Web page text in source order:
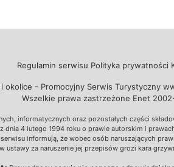
Regulamin serwisu Polityka prywatności
i okolice - Promocyjny Serwis Turystyczny
Wszelkie prawa zastrzeżone Enet
informatycznych oraz pozostałych części
4 lutego 1994 roku o prawie autorskim i
informują, że wobec osób naruszających
ustawy za naruszenie jej przepisów grozi kara